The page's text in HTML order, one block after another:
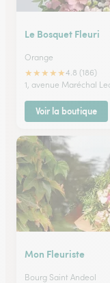
Le Bosquet Fleuri
Orange
★★★★★4.8 (186)
1, avenue Maréchal
Voir la boutique
Mon Fleuriste
Bourg Saint Andeol